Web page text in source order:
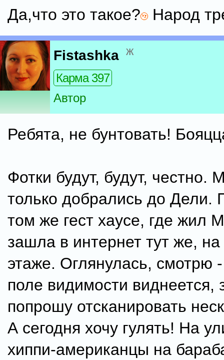
Да,что это такое? Народ
Fistashka ж
Карма 397
Автор
Ребята, не бунтовать!
Фотки будут, будут,
только добрались до Дели.
том же гест хаусе, где жил
зашла в интернет тут же,
этаже. Оглянулась, смотрю
поле видимости виднеется,
попрошу отсканировать
А сегодня хочу гулять! На
хиппи-американцы на